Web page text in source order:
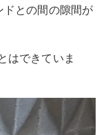
との間の隙間が
はできていま